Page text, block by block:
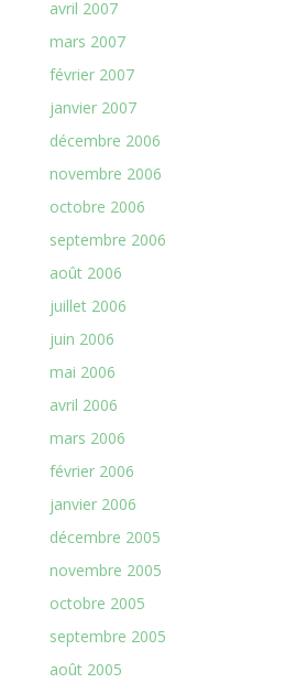
avril 2007
mars 2007
février 2007
janvier 2007
décembre 2006
novembre 2006
octobre 2006
septembre 2006
août 2006
juillet 2006
juin 2006
mai 2006
avril 2006
mars 2006
février 2006
janvier 2006
décembre 2005
novembre 2005
octobre 2005
septembre 2005
août 2005